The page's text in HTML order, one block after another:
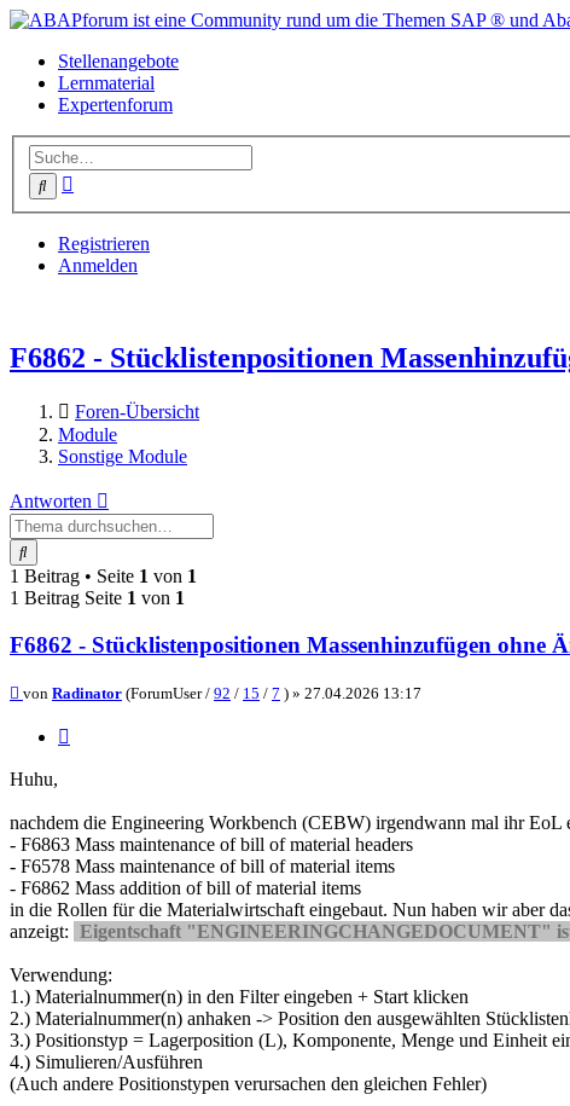
Stellenangebote
Lernmaterial
Expertenforum
Suche
Registrieren
Anmelden
F6862 - Stücklistenpositionen
Foren-Übersicht
Module
Sonstige Module
Antworten
Suche
1 Beitrag • Seite 1 von 1
1 Beitrag Seite 1 von 1
F6862 - Stücklistenpositionen Massenhinzufügen ohne
Beitrag
von Radinator (ForumUser / 92 / 15 / 7 ) » 27.04.2026 13:17
Huhu,
nachdem die Engineering Workbench (CEBW) irgendwann mal ihr
- F6863 Mass maintenance of bill of material headers
- F6578 Mass maintenance of bill of material items
- F6862 Mass addition of bill of material items
in die Rollen für die Materialwirtschaft eingebaut. Nun haben wir aber
anzeigt: Eigentschaft "ENGINEERINGCHANGEDOCUMENT"
Verwendung:
1.) Materialnummer(n) in den Filter eingeben + Start klicken
2.) Materialnummer(n) anhaken -> Position den ausgewählten
3.) Positionstyp = Lagerposition (L), Komponente, Menge und Einheit
4.) Simulieren/Ausführen
(Auch andere Positionstypen verursachen den gleichen Fehler)